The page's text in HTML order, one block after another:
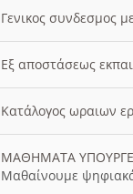
Γενικος συνδεσμος
Εξ αποστάσεως
Κατάλογος ωραιων
ΜΑΘΗΜΑΤΑ
Μαθαίνουμε